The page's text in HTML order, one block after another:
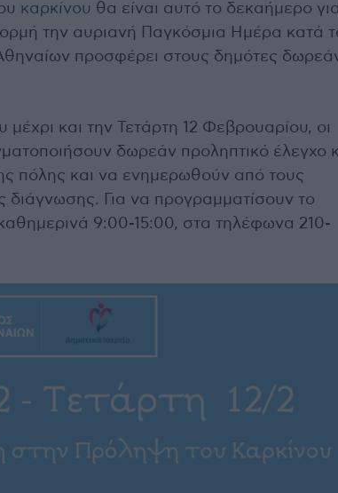
καρκίνου θα είναι αυτό το δεκαήμερο
την αυριανή Παγκόσμια Ημέρα κατά
προσφέρει στους δημότες
και την Τετάρτη 12 Φεβρουαρίου, οι
δωρεάν προληπτικό έλεγχο
πόλης και να ενημερωθούν από τους
διάγνωσης. Για να προγραμματίσουν το
9:00-15:00, στα τηλέφωνα 210-